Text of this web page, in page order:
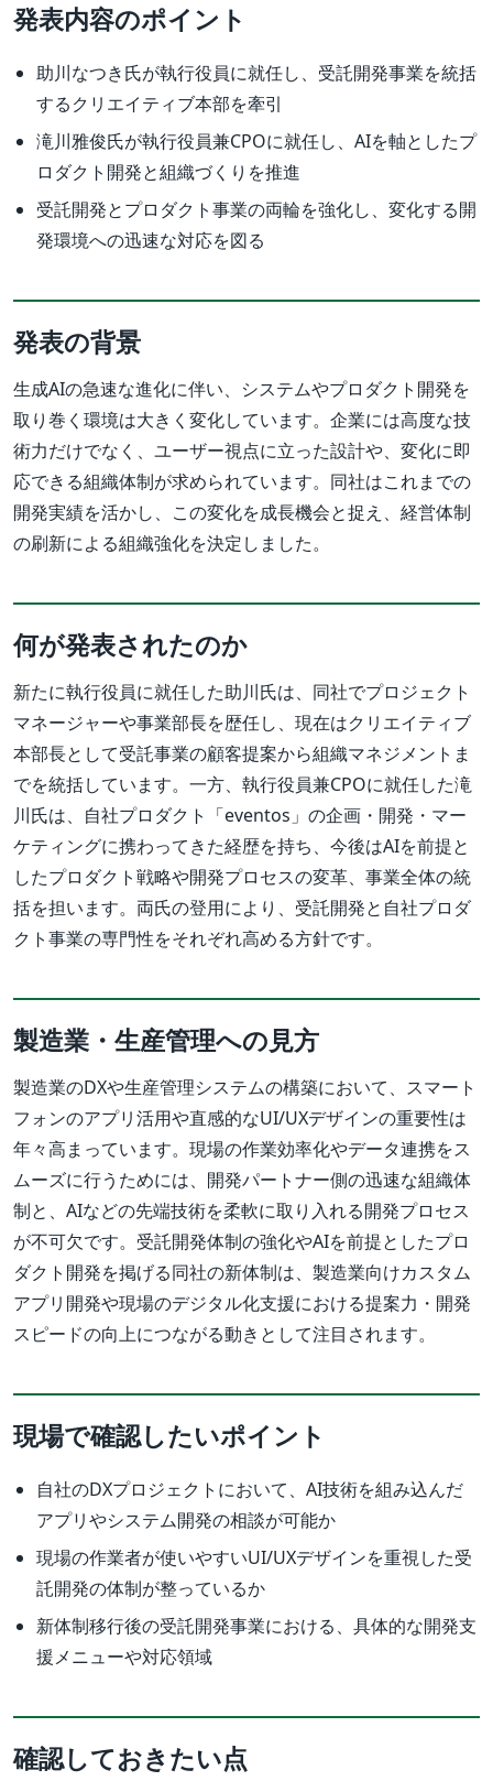
発表内容のポイント
助川なつき氏が執行役員に就任し、受託開発事業を統括
するクリエイティブ本部を牽引
滝川雅俊氏が執行役員兼CPOに就任し、AIを軸としたプ
ロダクト開発と組織づくりを推進
受託開発とプロダクト事業の両輪を強化し、変化する開
発環境への迅速な対応を図る
発表の背景
生成AIの急速な進化に伴い、システムやプロダクト開発を
取り巻く環境は大きく変化しています。企業には高度な技
術力だけでなく、ユーザー視点に立った設計や、変化に即
応できる組織体制が求められています。同社はこれまでの
開発実績を活かし、この変化を成長機会と捉え、経営体制
の刷新による組織強化を決定しました。
何が発表されたのか
新たに執行役員に就任した助川氏は、同社でプロジェクト
マネージャーや事業部長を歴任し、現在はクリエイティブ
本部長として受託事業の顧客提案から組織マネジメントま
でを統括しています。一方、執行役員兼CPOに就任した滝
川氏は、自社プロダクト「eventos」の企画・開発・マー
ケティングに携わってきた経歴を持ち、今後はAIを前提と
したプロダクト戦略や開発プロセスの変革、事業全体の統
括を担います。両氏の登用により、受託開発と自社プロダ
クト事業の専門性をそれぞれ高める方針です。
製造業・生産管理への見方
製造業のDXや生産管理システムの構築において、スマート
フォンのアプリ活用や直感的なUI/UXデザインの重要性は
年々高まっています。現場の作業効率化やデータ連携をス
ムーズに行うためには、開発パートナー側の迅速な組織体
制と、AIなどの先端技術を柔軟に取り入れる開発プロセス
が不可欠です。受託開発体制の強化やAIを前提としたプロ
ダクト開発を掲げる同社の新体制は、製造業向けカスタム
アプリ開発や現場のデジタル化支援における提案力・開発
スピードの向上につながる動きとして注目されます。
現場で確認したいポイント
自社のDXプロジェクトにおいて、AI技術を組み込んだ
アプリやシステム開発の相談が可能か
現場の作業者が使いやすいUI/UXデザインを重視した受
託開発の体制が整っているか
新体制移行後の受託開発事業における、具体的な開発支
援メニューや対応領域
確認しておきたい点